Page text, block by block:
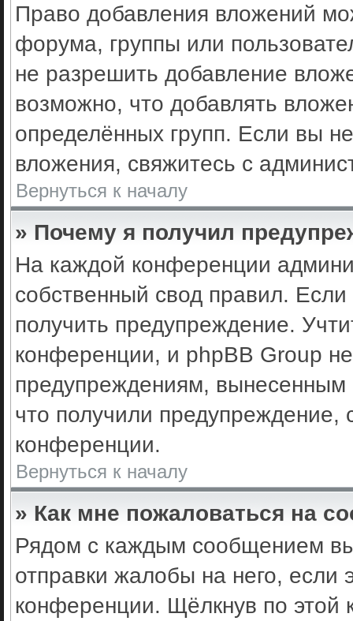
Право добавления вложений
форума, группы или
не разрешить добавление
возможно, что добавлять
определённых групп. Если вы
вложения, свяжитесь с
Вернуться к началу
» Почему я получил
На каждой конференции
собственный свод правил.
получить предупреждение.
конференции, и phpBB Group
предупреждениям, вынесенным
что получили предупреждение,
конференции.
Вернуться к началу
» Как мне пожаловаться на
Рядом с каждым сообщением вы
отправки жалобы на него,
конференции. Щёлкнув по этой